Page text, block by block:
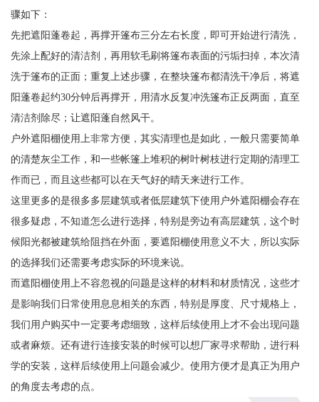
骤如下：
先把遮阳蓬卷起，再撑开篷布三分左右长度，即可开始进行清洗，
先涂上配好的清洁剂，再用软毛刷将篷布表面的污垢扫掉，本次清
洗于篷布的正面；重复上述步骤，在整块篷布都清洗干净后，将遮
阳蓬卷起约30分钟后再撑开，用清水反复冲洗篷布正反两面，直至
清洁剂除尽；让遮阳蓬自然风干。
户外遮阳棚使用上非常方便，其实清理也是如此，一般只需要简单
的清楚灰尘工作，和一些帐篷上堆积的树叶树枝进行定期的清理工
作而已，而且这些都可以在天气好的晴天来进行工作。
这里更多的是很多多层建筑或者低层建筑下使用户外遮阳棚会存在
很多疑虑，不知道怎么进行选择，特别是旁边有高层建筑，这个时
候阳光都被建筑给阻挡在外面，要遮阳棚使用意义不大，所以实际
的选择我们还需要考虑实际的环境来说。
而遮阳棚使用上不容忽视的问题是这样的材料和材质情况，这些才
是影响我们日常使用息息相关的东西，特别是厚度、尺寸规格上，
我们用户购买中一定要考虑细致，这样后续使用上才不会出现问题
或者麻烦。还有进行连接安装的时候可以想厂家寻求帮助，进行科
学的安装，这样后续使用上问题会减少。使用方便才是真正为用户
的角度去考虑的点。